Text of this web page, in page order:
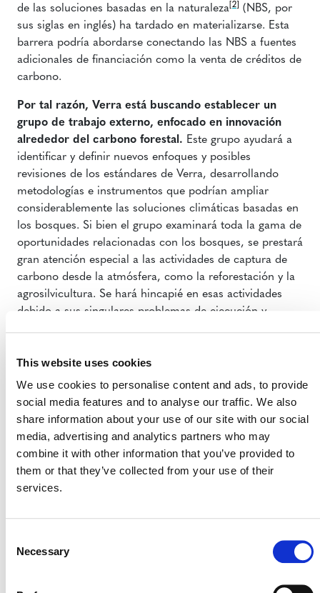
This website uses cookies
We use cookies to personalise content and ads, to provide
social media features and to analyse our traffic. We also
share information about your use of our site with our social
media, advertising and analytics partners who may
combine it with other information that you’ve provided to
them or that they’ve collected from your use of their
services.
Selection
Necessary
de las soluciones basadas en la naturaleza [2]
(NBS, por
sus siglas en inglés) ha tardado en materializarse. Esta
barrera podría abordarse conectando las NBS a fuentes
adicionales de financiación como la venta de créditos de
carbono.
Por tal razón, Verra está buscando establecer un
grupo de trabajo externo, enfocado en innovación
alrededor del carbono forestal. Este grupo ayudará a
identificar y definir nuevos enfoques y posibles
revisiones de los estándares de Verra, desarrollando
metodologías e instrumentos que podrían ampliar
considerablemente las soluciones climáticas basadas en
los bosques. Si bien el grupo examinará toda la gama de
oportunidades relacionadas con los bosques, se prestará
gran atención especial a las actividades de captura de
carbono desde la atmósfera, como la reforestación y la
agrosilvicultura. Se hará hincapié en esas actividades
debido a sus singulares problemas de ejecución y
Este grupo de trabajo se creará basado en el éxito que
azul y el degestión de tierras agrícolas (ALM por sus
siglas en inglés). Estos grupos de trabajo iniciaron sus
actividades al principio del 2020, para ayudar a
desbloquear la financiación para los proyectos de
carbono azul y ALM. A la fecha, se han identificado
temas relacionados con los estándares, los cuales
pueden suponer una carga adicional o un obstáculo
recomendaciones de los grupos de trabajo, Verra está
desarrollando soluciones concretas a estos retos, lo cual